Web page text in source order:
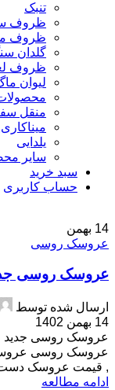
تنبک
ظروف
ظروف
گلدان
ظروف
لیوان
منقل
یلدایی
سایر
سبد خرید
حساب کاربری
14 بهمن
عروسک روسی
عروسک روسی
ارسال شده توسط
14 بهمن 1402
عروسک روسی
عروسک روسی
, قیمت عروسک دست
ادامه مطالعه